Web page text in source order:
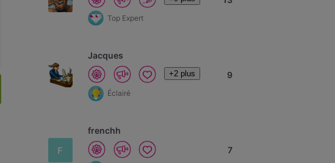
Top Expert
Jacques
+2 plus
Éclairé
9
F
frenchh
7